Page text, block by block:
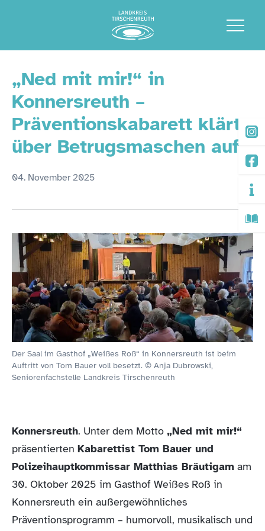
„Ned mit mir!“ in
Konnersreuth –
Präventionskabarett klärt
über Betrugsmaschen auf
04. November 2025
Der Saal im Gasthof „Weißes Roß“ in Konnersreuth ist beim
Auftritt von Tom Bauer voll besetzt. © Anja Dubrowski,
Seniorenfachstelle Landkreis Tirschenreuth
Konnersreuth. Unter dem Motto „Ned mit mir!“
präsentierten Kabarettist Tom Bauer und
Polizeihauptkommissar Matthias Bräutigam am
30. Oktober 2025 im Gasthof Weißes Roß in
Konnersreuth ein außergewöhnliches
Präventionsprogramm – humorvoll, musikalisch und